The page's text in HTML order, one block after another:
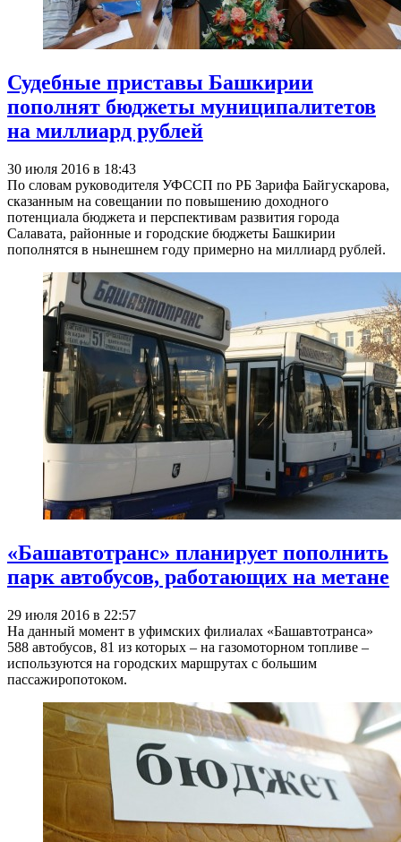
Судебные приставы Башкирии
пополнят бюджеты муниципалитетов
на миллиард рублей
30 июля 2016 в 18:43
По словам руководителя УФССП по РБ Зарифа Байгускарова,
сказанным на совещании по повышению доходного
потенциала бюджета и перспективам развития города
Салавата, районные и городские бюджеты Башкирии
пополнятся в нынешнем году примерно на миллиард рублей.
«Башавтотранс» планирует пополнить
парк автобусов, работающих на метане
29 июля 2016 в 22:57
На данный момент в уфимских филиалах «Башавтотранса»
588 автобусов, 81 из которых – на газомоторном топливе –
используются на городских маршрутах с большим
пассажиропотоком.